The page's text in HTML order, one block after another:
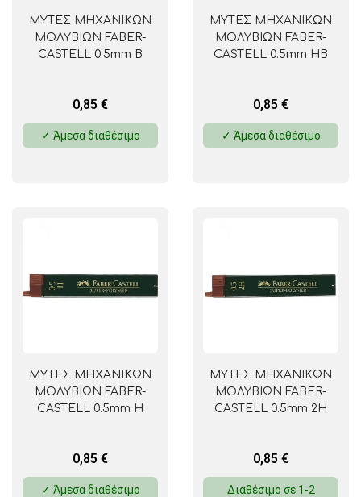
ΜΥΤΕΣ ΜΗΧΑΝΙΚΩΝ
ΜΟΛΥΒΙΩΝ FABER-
CASTELL 0.5mm B
0,85 €
✓ Άμεσα διαθέσιμο
ΜΥΤΕΣ ΜΗΧΑΝΙΚΩΝ
ΜΟΛΥΒΙΩΝ FABER-
CASTELL 0.5mm HB
0,85 €
✓ Άμεσα διαθέσιμο
ΜΥΤΕΣ ΜΗΧΑΝΙΚΩΝ
ΜΟΛΥΒΙΩΝ FABER-
CASTELL 0.5mm H
0,85 €
✓ Άμεσα διαθέσιμο
ΜΥΤΕΣ ΜΗΧΑΝΙΚΩΝ
ΜΟΛΥΒΙΩΝ FABER-
CASTELL 0.5mm 2H
0,85 €
Διαθέσιμο σε 1-2